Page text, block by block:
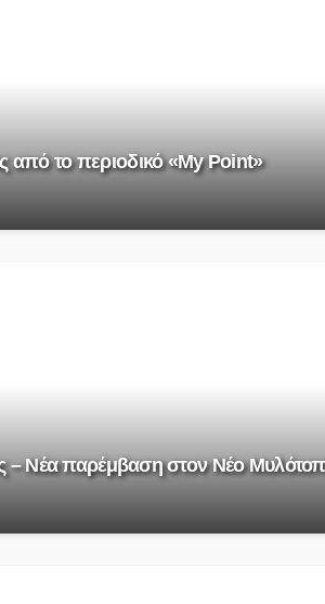
το περιοδικό «My Point»
– Νέα παρέμβαση στον Νέο